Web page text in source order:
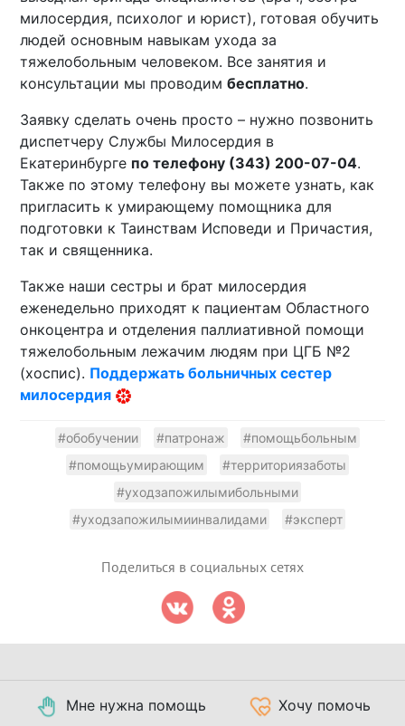
милосердия, психолог и юрист), готовая обучить
людей основным навыкам ухода за
тяжелобольным человеком. Все занятия и
консультации мы проводимбесплатно.
Заявку сделать очень просто – нужно позвонить
диспетчеру Службы Милосердия в
Екатеринбурге по телефону (343) 200-07-04.
Также по этому телефону вы можете узнать, как
пригласить к умирающему помощника для
подготовки к Таинствам Исповеди и Причастия,
так и священника.
Также наши сестры и брат милосердия
еженедельно приходят к пациентам Областного
онкоцентра и отделения паллиативной помощи
тяжелобольным лежачим людям при ЦГБ №2
(хоспис). Поддержать больничных сестер
милосердия
#обобучении #патронаж
#помощьбольным
#помощьумирающим
#территориязаботы
#уходзапожилымибольными
#уходзапожилымиинвалидами
#эксперт
Поделиться в социальных сетях
Мне нужна помощь Хочу помочь